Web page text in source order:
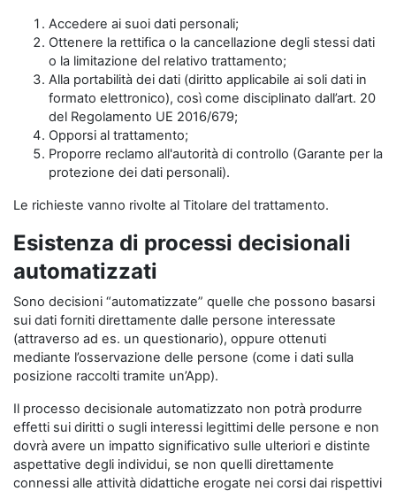
Accedere ai suoi dati personali;
Ottenere la rettifica o la cancellazione degli stessi dati
o la limitazione del relativo trattamento;
Alla portabilità dei dati (diritto applicabile ai soli dati in
formato elettronico), così come disciplinato dall’art. 20
del Regolamento UE 2016/679;
Opporsi al trattamento;
Proporre reclamo all'autorità di controllo (Garante per la
protezione dei dati personali).
Le richieste vanno rivolte al Titolare del trattamento.
Esistenza di processi decisionali
automatizzati
Sono decisioni “automatizzate” quelle che possono basarsi
sui dati forniti direttamente dalle persone interessate
(attraverso ad es. un questionario), oppure ottenuti
mediante l’osservazione delle persone (come i dati sulla
posizione raccolti tramite un’App).
Il processo decisionale automatizzato non potrà produrre
effetti sui diritti o sugli interessi legittimi delle persone e non
dovrà avere un impatto significativo sulle ulteriori e distinte
aspettative degli individui, se non quelli direttamente
connessi alle attività didattiche erogate nei corsi dai rispettivi